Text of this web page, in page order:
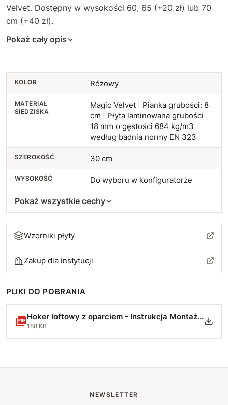
Velvet. Dostępny w wysokości 60, 65 (+20 zł) lub 70
cm (+40 zł).
Pokaż cały opis
KOLOR Różowy
MATERIAŁ
SIEDZISKA
Magic Velvet | Pianka grubości: 8
cm | Płyta laminowana grubości
18 mm o gęstości 684 kg/m3
według badnia normy EN 323
SZEROKOŚĆ 30 cm
WYSOKOŚĆ Do wyboru w konfiguratorze
Pokaż wszystkie cechy
Wzorniki płyty
Zakup dla instytucji
PLIKI DO POBRANIA
Hoker loftowy z oparciem - Instrukcja Montażu.pdf
188 KB
NEWSLETTER